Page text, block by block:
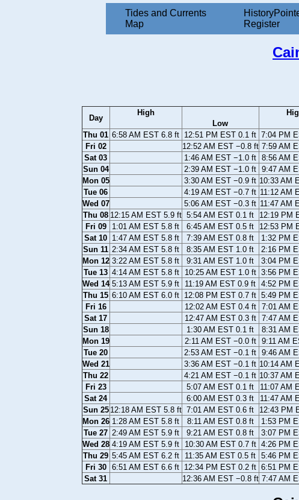
Tides and Currents
Map
Register
Day
High
Low
Thu 01 6:58 AM EST 6.8 ft 12:51 PM EST 0.1 ft 7:04 PM
Fri 02
12:52 AM EST −0.8 ft 7:59 AM
Sat 03
1:46 AM EST −1.0 ft 8:56 AM
Sun 04
2:39 AM EST −1.0 ft 9:47 AM
Mon 05
3:30 AM EST −0.9 ft 10:33 AM
Tue 06
4:19 AM EST −0.7 ft 11:12 AM
Wed 07
5:06 AM EST −0.3 ft 11:47 AM
Thu 08 12:15 AM EST 5.9 ft 5:54 AM EST 0.1 ft 12:19 PM
Fri 09
1:01 AM EST 5.8 ft 6:45 AM EST 0.5 ft 12:53 PM
Sat 10 1:47 AM EST 5.8 ft 7:39 AM EST 0.8 ft 1:32 PM
Sun 11 2:34 AM EST 5.8 ft 8:35 AM EST 1.0 ft 2:16 PM
Mon 12 3:22 AM EST 5.8 ft 9:31 AM EST 1.0 ft 3:04 PM
Tue 13 4:14 AM EST 5.8 ft 10:25 AM EST 1.0 ft 3:56 PM
Wed 14 5:13 AM EST 5.9 ft 11:19 AM EST 0.9 ft 4:52 PM
Thu 15 6:10 AM EST 6.0 ft 12:08 PM EST 0.7 ft 5:49 PM
Fri 16
12:02 AM EST 0.4 ft 7:01 AM
Sat 17
12:47 AM EST 0.3 ft 7:47 AM
Sun 18
1:30 AM EST 0.1 ft 8:31 AM
Mon 19
2:11 AM EST −0.0 ft 9:11 AM
Tue 20
2:53 AM EST −0.1 ft 9:46 AM
Wed 21
3:36 AM EST −0.1 ft 10:14 AM
Thu 22
4:21 AM EST −0.1 ft 10:37 AM
Fri 23
5:07 AM EST 0.1 ft 11:07 AM
Sat 24
6:00 AM EST 0.3 ft 11:47 AM
Sun 25 12:18 AM EST 5.8 ft 7:01 AM EST 0.6 ft 12:43 PM
Mon 26 1:28 AM EST 5.8 ft 8:11 AM EST 0.8 ft 1:53 PM
Tue 27 2:49 AM EST 5.9 ft 9:21 AM EST 0.8 ft 3:07 PM
Wed 28 4:19 AM EST 5.9 ft 10:30 AM EST 0.7 ft 4:26 PM
Thu 29 5:45 AM EST 6.2 ft 11:35 AM EST 0.5 ft 5:46 PM
Fri 30
6:51 AM EST 6.6 ft 12:34 PM EST 0.2 ft 6:51 PM
Sat 31
12:36 AM EST −0.8 ft 7:47 AM